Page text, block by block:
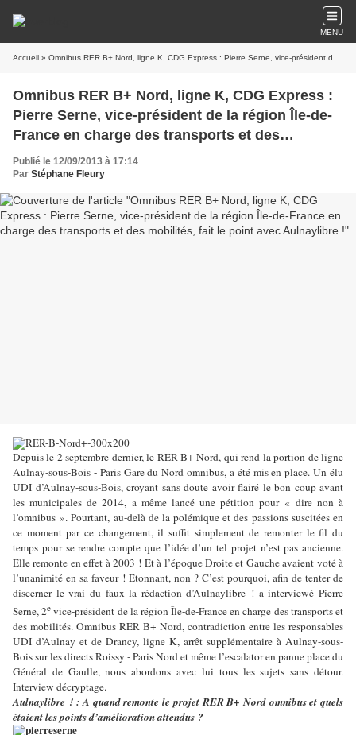
MENU
Accueil » Omnibus RER B+ Nord, ligne K, CDG Express : Pierre Serne, vice-président de la région Île-de-France en charge des transports et des mobilités, fait le point avec Aulnaylibre !
Omnibus RER B+ Nord, ligne K, CDG Express :
Pierre Serne, vice-président de la région Île-de-
France en charge des transports et des
mobilités, fait le point avec Aulnaylibre !
Publié le 12/09/2013 à 17:14
Par Stéphane Fleury
Depuis le 2 septembre dernier, le RER B+ Nord, qui rend la portion de ligne
Aulnay-sous-Bois - Paris Gare du Nord omnibus, a été mis en place. Un élu
UDI d’Aulnay-sous-Bois, croyant sans doute avoir flairé le bon coup avant
les municipales de 2014, a même lancé une pétition pour « dire non à
l’omnibus ». Pourtant, au-delà de la polémique et des passions suscitées en
ce moment par ce changement, il suffit simplement de remonter le fil du
temps pour se rendre compte que l’idée d’un tel projet n’est pas ancienne.
Elle remonte en effet à 2003 ! Et à l’époque Droite et Gauche avaient voté à
l’unanimité en sa faveur ! Etonnant, non ? C’est pourquoi, afin de tenter de
discerner le vrai du faux la rédaction d’Aulnaylibre ! a interviewé Pierre
Serne, 2e vice-président de la région Île-de-France en charge des transports et
des mobilités. Omnibus RER B+ Nord, contradiction entre les responsables
UDI d’Aulnay et de Drancy, ligne K, arrêt supplémentaire à Aulnay-sous-
Bois sur les directs Roissy - Paris Nord et même l’escalator en panne place du
Général de Gaulle, nous abordons avec lui tous les sujets sans détour.
Interview décryptage.
Aulnaylibre ! : A quand remonte le projet RER B+ Nord omnibus et quels
étaient les points d’amélioration attendus ?